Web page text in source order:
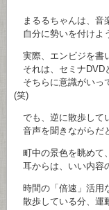
まるるちゃんは、音
自分に勢いを付けよ
実際、エンビジを書
それは、セミナDVD
そちらに意識がいっ
(笑)
でも、逆に散歩して
音声を聞きながらだ
町中の景色を眺めて
耳からは、いい内容
時間の「倍速」活用
散歩している分、運